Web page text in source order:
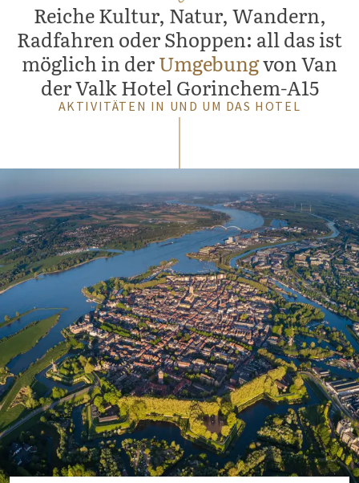
Reiche Kultur, Natur, Wandern,
Radfahren oder Shoppen: all das ist
möglich in derUmgebungvon Van
der Valk Hotel Gorinchem-A15
AKTIVITÄTEN IN UND UM DAS HOTEL